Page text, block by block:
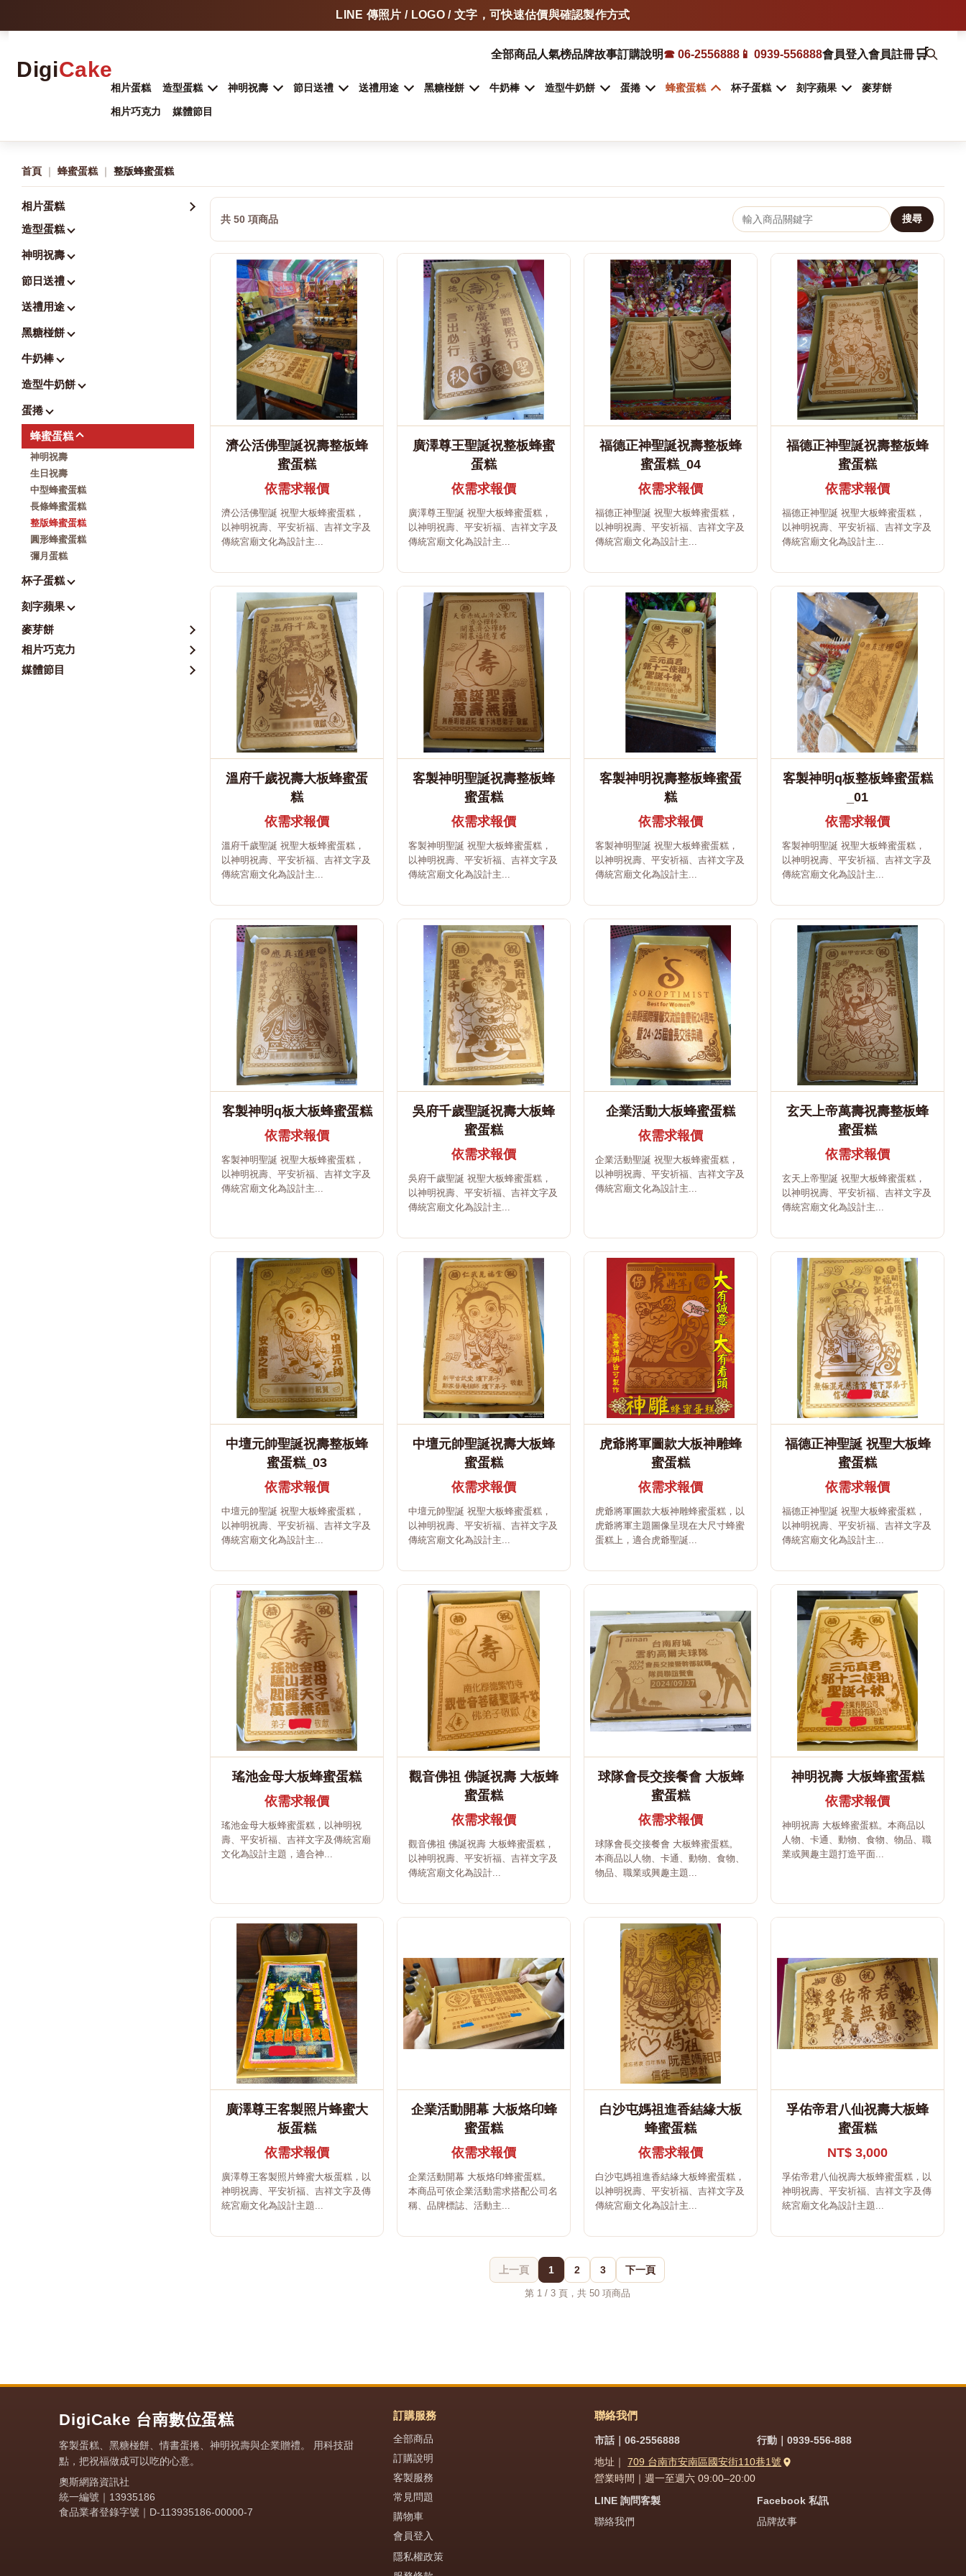
LINE 傳照片 / LOGO / 文字，可快速估價與確認製作方式
門市自取、宅配、超商取貨，依商品類型安排
DigiCake
全部商品人氣榜品牌故事訂購說明☎ 06-2556888 📱 0939-556888會員登入會員註冊🛒
相片蛋糕 造型蛋糕 神明祝壽 節日送禮 送禮用途 黑糖椪餅 牛奶棒 造型牛奶餅 蛋捲 蜂蜜蛋糕 杯子蛋糕 刻字蘋果 麥芽餅
相片巧克力 媒體節目
首頁 ｜ 蜂蜜蛋糕 ｜ 整版蜂蜜蛋糕
相片蛋糕
造型蛋糕
神明祝壽
節日送禮
送禮用途
黑糖椪餅
牛奶棒
造型牛奶餅
蛋捲
蜂蜜蛋糕
神明祝壽
生日祝壽
中型蜂蜜蛋糕
長條蜂蜜蛋糕
整版蜂蜜蛋糕
圓形蜂蜜蛋糕
彌月蛋糕
杯子蛋糕
刻字蘋果
麥芽餅
相片巧克力
媒體節目
共 50 項商品
濟公活佛聖誕祝壽整板蜂
蜜蛋糕
依需求報價
濟公活佛聖誕 祝聖大板蜂蜜蛋糕，
以神明祝壽、平安祈福、吉祥文字及
傳統宮廟文化為設計主...
廣澤尊王聖誕祝整板蜂蜜
蛋糕
依需求報價
廣澤尊王聖誕 祝聖大板蜂蜜蛋糕，
以神明祝壽、平安祈福、吉祥文字及
傳統宮廟文化為設計主...
福德正神聖誕祝壽整板蜂
蜜蛋糕_04
依需求報價
福德正神聖誕 祝聖大板蜂蜜蛋糕，
以神明祝壽、平安祈福、吉祥文字及
傳統宮廟文化為設計主...
福德正神聖誕祝壽整板蜂
蜜蛋糕
依需求報價
福德正神聖誕 祝聖大板蜂蜜蛋糕，
以神明祝壽、平安祈福、吉祥文字及
傳統宮廟文化為設計主...
溫府千歲祝壽大板蜂蜜蛋
糕
依需求報價
溫府千歲聖誕 祝聖大板蜂蜜蛋糕，
以神明祝壽、平安祈福、吉祥文字及
傳統宮廟文化為設計主...
客製神明聖誕祝壽整板蜂
蜜蛋糕
依需求報價
客製神明聖誕 祝聖大板蜂蜜蛋糕，
以神明祝壽、平安祈福、吉祥文字及
傳統宮廟文化為設計主...
客製神明祝壽整板蜂蜜蛋
糕
依需求報價
客製神明聖誕 祝聖大板蜂蜜蛋糕，
以神明祝壽、平安祈福、吉祥文字及
傳統宮廟文化為設計主...
客製神明q板整板蜂蜜蛋糕
_01
依需求報價
客製神明聖誕 祝聖大板蜂蜜蛋糕，
以神明祝壽、平安祈福、吉祥文字及
傳統宮廟文化為設計主...
客製神明q板大板蜂蜜蛋糕
依需求報價
客製神明聖誕 祝聖大板蜂蜜蛋糕，
以神明祝壽、平安祈福、吉祥文字及
傳統宮廟文化為設計主...
吳府千歲聖誕祝壽大板蜂
蜜蛋糕
依需求報價
吳府千歲聖誕 祝聖大板蜂蜜蛋糕，
以神明祝壽、平安祈福、吉祥文字及
傳統宮廟文化為設計主...
企業活動大板蜂蜜蛋糕
依需求報價
企業活動聖誕 祝聖大板蜂蜜蛋糕，
以神明祝壽、平安祈福、吉祥文字及
傳統宮廟文化為設計主...
玄天上帝萬壽祝壽整板蜂
蜜蛋糕
依需求報價
玄天上帝聖誕 祝聖大板蜂蜜蛋糕，
以神明祝壽、平安祈福、吉祥文字及
傳統宮廟文化為設計主...
中壇元帥聖誕祝壽整板蜂
蜜蛋糕_03
依需求報價
中壇元帥聖誕 祝聖大板蜂蜜蛋糕，
以神明祝壽、平安祈福、吉祥文字及
傳統宮廟文化為設計主...
中壇元帥聖誕祝壽大板蜂
蜜蛋糕
依需求報價
中壇元帥聖誕 祝聖大板蜂蜜蛋糕，
以神明祝壽、平安祈福、吉祥文字及
傳統宮廟文化為設計主...
虎爺將軍圖款大板神雕蜂
蜜蛋糕
依需求報價
虎爺將軍圖款大板神雕蜂蜜蛋糕，以
虎爺將軍主題圖像呈現在大尺寸蜂蜜
蛋糕上，適合虎爺聖誕...
福德正神聖誕 祝聖大板蜂
蜜蛋糕
依需求報價
福德正神聖誕 祝聖大板蜂蜜蛋糕，
以神明祝壽、平安祈福、吉祥文字及
傳統宮廟文化為設計主...
瑤池金母大板蜂蜜蛋糕
依需求報價
瑤池金母大板蜂蜜蛋糕，以神明祝
壽、平安祈福、吉祥文字及傳統宮廟
文化為設計主題，適合神...
觀音佛祖 佛誕祝壽 大板蜂
蜜蛋糕
依需求報價
觀音佛祖 佛誕祝壽 大板蜂蜜蛋糕，
以神明祝壽、平安祈福、吉祥文字及
傳統宮廟文化為設計...
球隊會長交接餐會 大板蜂
蜜蛋糕
依需求報價
球隊會長交接餐會 大板蜂蜜蛋糕。
本商品以人物、卡通、動物、食物、
物品、職業或興趣主題...
神明祝壽 大板蜂蜜蛋糕
依需求報價
神明祝壽 大板蜂蜜蛋糕。本商品以
人物、卡通、動物、食物、物品、職
業或興趣主題打造平面...
廣澤尊王客製照片蜂蜜大
板蛋糕
依需求報價
廣澤尊王客製照片蜂蜜大板蛋糕，以
神明祝壽、平安祈福、吉祥文字及傳
統宮廟文化為設計主題...
企業活動開幕 大板烙印蜂
蜜蛋糕
依需求報價
企業活動開幕 大板烙印蜂蜜蛋糕。
本商品可依企業活動需求搭配公司名
稱、品牌標誌、活動主...
白沙屯媽祖進香結緣大板
蜂蜜蛋糕
依需求報價
白沙屯媽祖進香結緣大板蜂蜜蛋糕，
以神明祝壽、平安祈福、吉祥文字及
傳統宮廟文化為設計主...
孚佑帝君八仙祝壽大板蜂
蜜蛋糕
NT$ 3,000
孚佑帝君八仙祝壽大板蜂蜜蛋糕，以
神明祝壽、平安祈福、吉祥文字及傳
統宮廟文化為設計主題...
上一頁 1 2 3 下一頁
第 1 / 3 頁，共 50 項商品
DigiCake 台南數位蛋糕
客製蛋糕、黑糖椪餅、情書蛋捲、神明祝壽與企業贈禮。 用科技甜
點，把祝福做成可以吃的心意。
奧斯網路資訊社
統一編號｜13935186
食品業者登錄字號｜D-113935186-00000-7
訂購服務
全部商品
訂購說明
客製服務
常見問題
購物車
會員登入
隱私權政策
聯絡我們
市話｜06-2556888
行動｜0939-556-888
地址｜709 台南市安南區國安街110巷1號
營業時間｜週一至週六 09:00–20:00
LINE 詢問客製
Facebook 私訊
聯絡我們
品牌故事